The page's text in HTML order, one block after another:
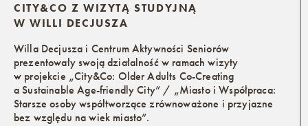
CITY&CO Z WIZYTĄ STUDYJNĄ
W WILLI DECJUSZA
Willa Decjusza i Centrum Aktywności Seniorów
prezentowały swoją działalność w ramach wizyty
w projekcie „City&Co: Older Adults Co-Creating
a Sustainable Age-friendly City” / „Miasto i Współpraca:
Starsze osoby współtworzące zrównoważone i przyjazne
bez względu na wiek miasto”.